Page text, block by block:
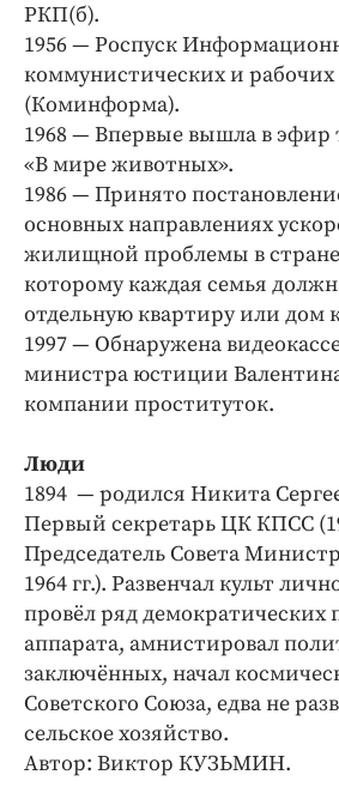
РКП(б).
1956 — Роспуск
коммунистических и
(Коминформа).
1968 — Впервые вышла в эфир
«В мире животных».
1986 — Принято
основных направлениях
жилищной проблемы в
которому каждая семья
отдельную квартиру или дом к
1997 — Обнаружена
министра юстиции
компании проституток.
Люди
1894 — родился Никита
Первый секретарь ЦК КПСС
Председатель Совета
1964 гг.). Развенчал культ
провёл ряд демократических
аппарата, амнистировал
заключённых, начал
Советского Союза, едва не
сельское хозяйство.
Автор: Виктор КУЗЬМИН.